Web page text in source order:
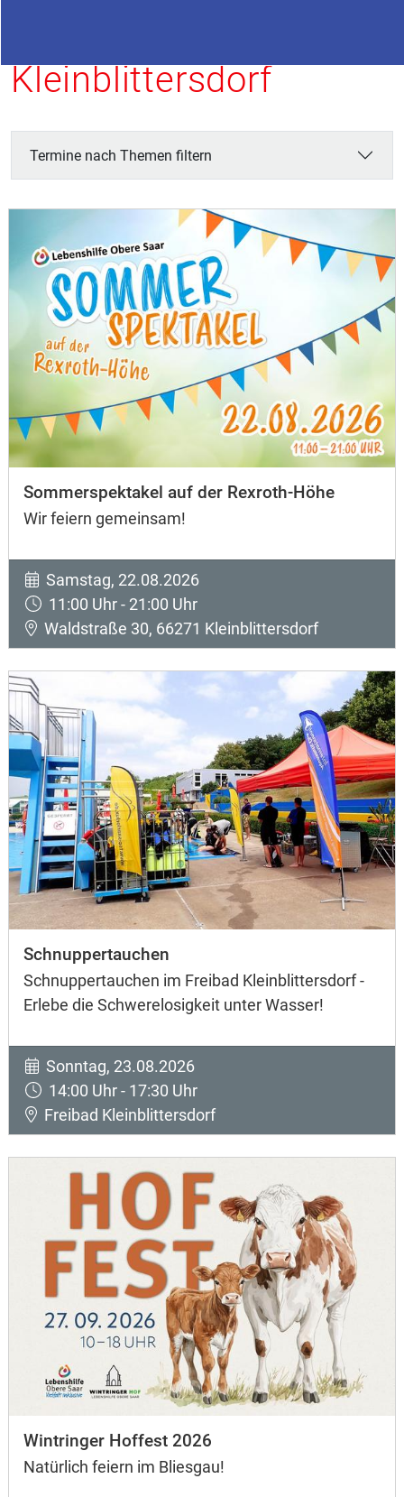
Kleinblittersdorf
Termine nach Themen filtern
Sommerspektakel auf der Rexroth-Höhe
Wir feiern gemeinsam!
Samstag, 22.08.2026
11:00 Uhr - 21:00 Uhr
Waldstraße 30, 66271 Kleinblittersdorf
Schnuppertauchen
Schnuppertauchen im Freibad Kleinblittersdorf -
Erlebe die Schwerelosigkeit unter Wasser!
Sonntag, 23.08.2026
14:00 Uhr - 17:30 Uhr
Freibad Kleinblittersdorf
Wintringer Hoffest 2026
Natürlich feiern im Bliesgau!